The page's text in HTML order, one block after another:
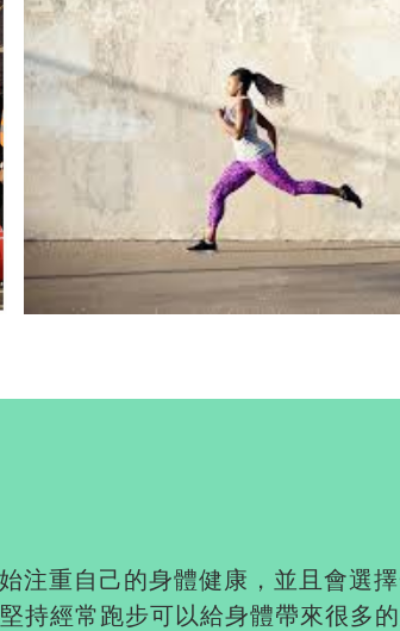
注重自己的身體健康，並且會選
持經常跑步可以給身體帶來很多